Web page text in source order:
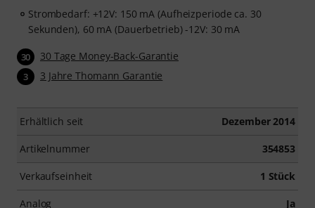
Strombedarf: +12V: 150 mA (Aufheizperiode ca. 30
Sekunden), 60 mA (Dauerbetrieb) -12V: 30 mA
30 30 Tage Money-Back-Garantie
3 3 Jahre Thomann Garantie
Erhältlich seit Dezember 2014
Artikelnummer 354853
Verkaufseinheit 1 Stück
Analog Ja